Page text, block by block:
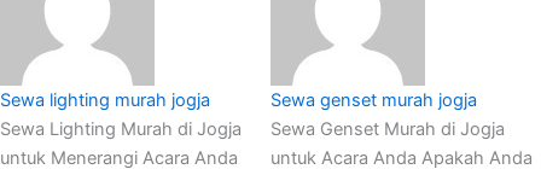
Sewa lighting murah jogja
Sewa Lighting Murah di Jogja
untuk Menerangi Acara Anda
Sewa genset murah jogja
Sewa Genset Murah di Jogja
untuk Acara Anda Apakah Anda